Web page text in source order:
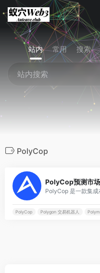
站内 常用 搜索
PolyCop
PolyCop预测市场
PolyCop Polygon 交易机器人